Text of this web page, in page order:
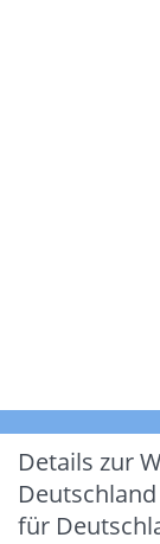
Details zur
für